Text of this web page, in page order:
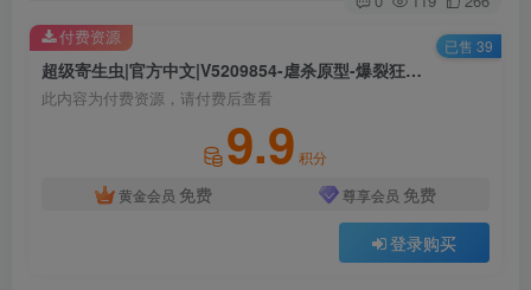
超级寄生虫|官方中文|V5209854-虐杀原型-爆裂狂热|解压即撸|
此内容为付费资源，请付费后查看
9.9 积分
黄金会员 免费 尊享会员 免费
登录购买
付费资源 已售 39